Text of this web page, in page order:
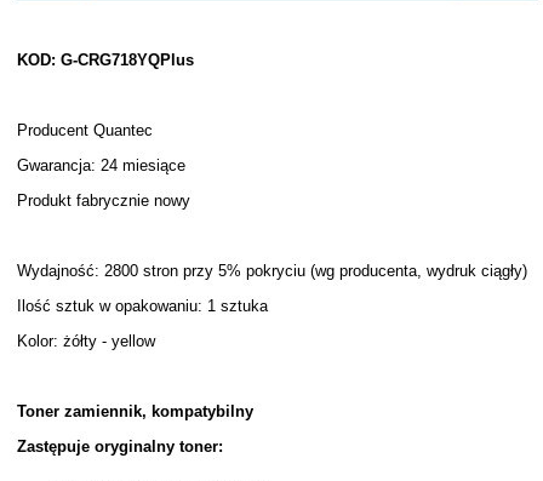
KOD: G-CRG718YQPlus
Producent Quantec
Gwarancja: 24 miesiące
Produkt fabrycznie nowy
Wydajność: 2800 stron przy 5% pokryciu (wg producenta, wydruk ciągły)
Ilość sztuk w opakowaniu: 1 sztuka
Kolor: żółty - yellow
Toner zamiennik, kompatybilny
Zastępuje oryginalny toner: